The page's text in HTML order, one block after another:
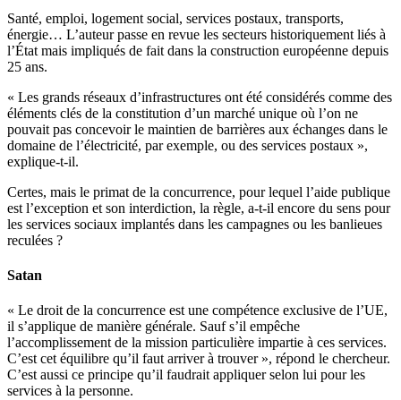
Santé, emploi, logement social, services postaux, transports,
énergie… L’auteur passe en revue les secteurs historiquement liés à
l’État mais impliqués de fait dans la construction européenne depuis
25 ans.
« Les grands réseaux d’infrastructures ont été considérés comme des
éléments clés de la constitution d’un marché unique où l’on ne
pouvait pas concevoir le maintien de barrières aux échanges dans le
domaine de l’électricité, par exemple, ou des services postaux »,
explique-t-il.
Certes, mais le primat de la concurrence, pour lequel l’aide publique
est l’exception et son interdiction, la règle, a-t-il encore du sens pour
les services sociaux implantés dans les campagnes ou les banlieues
reculées ?
Satan
« Le droit de la concurrence est une compétence exclusive de l’UE,
il s’applique de manière générale. Sauf s’il empêche
l’accomplissement de la mission particulière impartie à ces services.
C’est cet équilibre qu’il faut arriver à trouver », répond le chercheur.
C’est aussi ce principe qu’il faudrait appliquer selon lui pour les
services à la personne.